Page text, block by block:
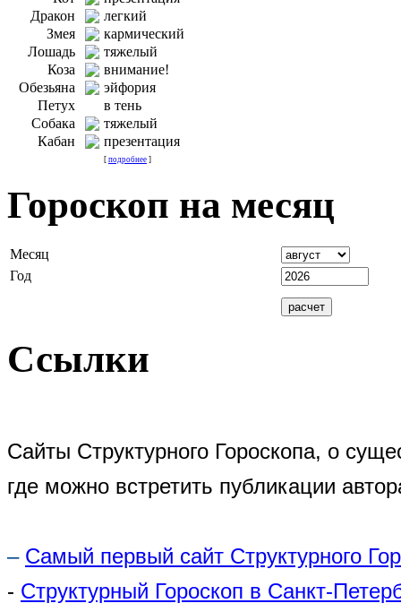
Дракон
легкий
Змея
кармический
Лошадь
тяжелый
Коза
внимание!
Обезьяна
эйфория
Петух
в тень
Собака
тяжелый
Кабан
презентация
[ подробнее ]
Гороскоп на месяц
Месяц
Год
Ссылки
Сайты Структурного Гороскопа, о
где можно встретить публикации
– Самый первый сайт Структурного
- Структурный Гороскоп в Санкт-